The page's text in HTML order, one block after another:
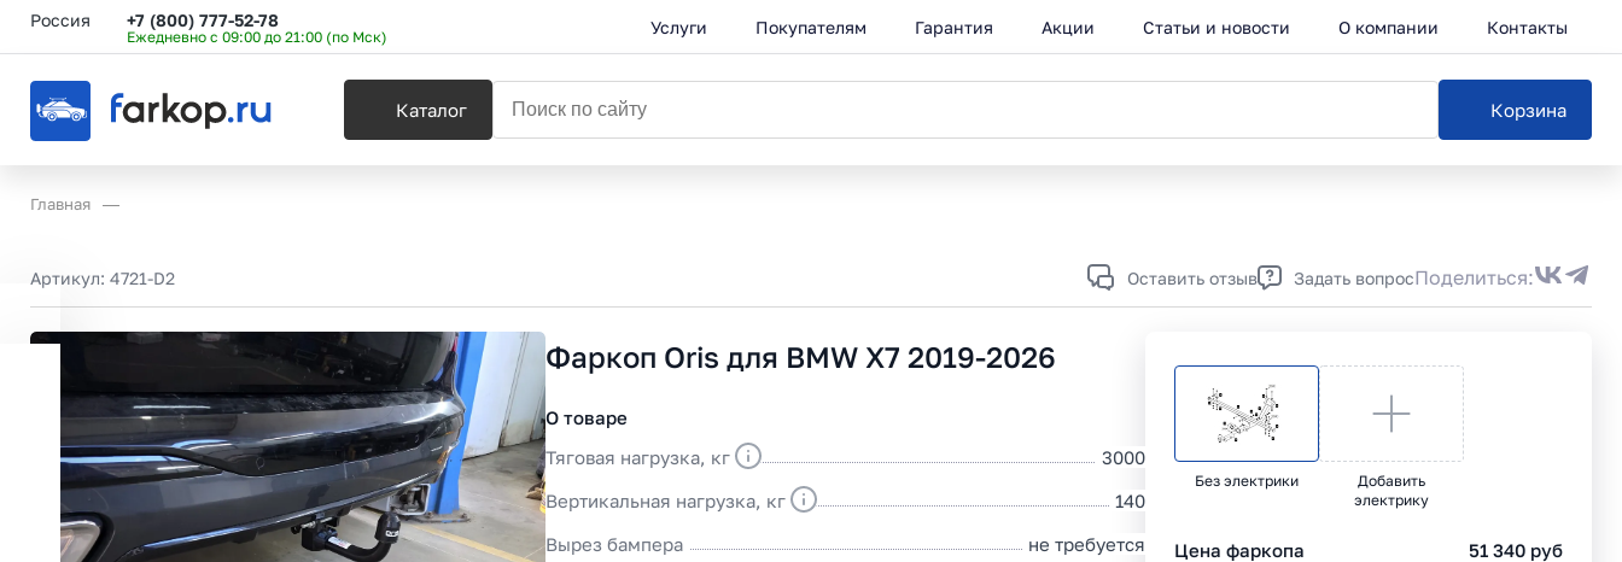
Россия +7 (800) 777-52-78
Ежедневно с 09:00 до 21:00 (по Мск) Услуги Покупателям Гарантия Акции Статьи и новости О компании Контакты
Каталог Корзина
Главная
Артикул: 4721-D2 Оставить отзыв Задать вопросПоделиться:
Фаркоп Oris для BMW X7 2019-2026
О товаре
Тяговая нагрузка, кг
3000
Вертикальная нагрузка, кг
140
Вырез бампера
не требуется
Без электрики
Добавить
электрику
Цена фаркопа 51 340руб